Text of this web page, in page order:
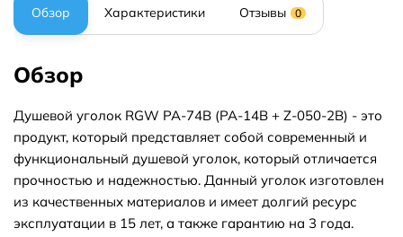
Обзор Характеристики Отзывы 0
Обзор
Душевой уголок RGW PA-74B (PA-14B + Z-050-2B) - это
продукт, который представляет собой современный и
функциональный душевой уголок, который отличается
прочностью и надежностью. Данный уголок изготовлен
из качественных материалов и имеет долгий ресурс
эксплуатации в 15 лет, а также гарантию на 3 года.